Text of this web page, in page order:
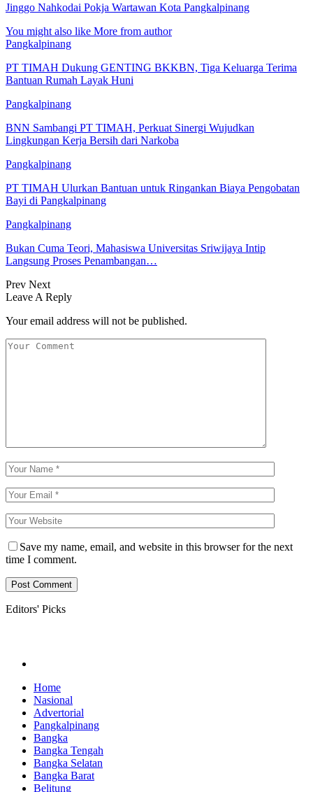
Jinggo Nahkodai Pokja Wartawan Kota Pangkalpinang
You might also like More from author
Pangkalpinang
PT TIMAH Dukung GENTING BKKBN, Tiga Keluarga Terima
Bantuan Rumah Layak Huni
Pangkalpinang
BNN Sambangi PT TIMAH, Perkuat Sinergi Wujudkan
Lingkungan Kerja Bersih dari Narkoba
Pangkalpinang
PT TIMAH Ulurkan Bantuan untuk Ringankan Biaya Pengobatan
Bayi di Pangkalpinang
Pangkalpinang
Bukan Cuma Teori, Mahasiswa Universitas Sriwijaya Intip
Langsung Proses Penambangan…
Prev Next
Leave A Reply
Your email address will not be published.
Save my name, email, and website in this browser for the next
time I comment.
Editors' Picks
Home
Nasional
Advertorial
Pangkalpinang
Bangka
Bangka Tengah
Bangka Selatan
Bangka Barat
Belitung